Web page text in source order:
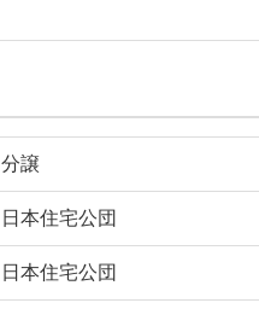
分譲
日本住宅公団
日本住宅公団